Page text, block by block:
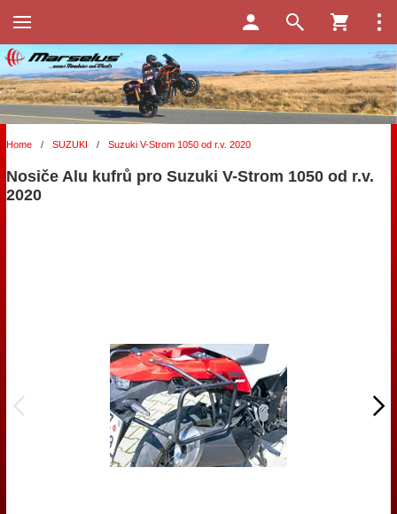
Home / SUZUKI / Suzuki V-Strom 1050 od r.v. 2020
Nosiče Alu kufrů pro Suzuki V-Strom 1050 od r.v.
2020